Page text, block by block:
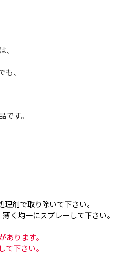
、
、
す。
剤で取り除いて下さい。
く均一にスプレーして下さい。
ります。
下さい。